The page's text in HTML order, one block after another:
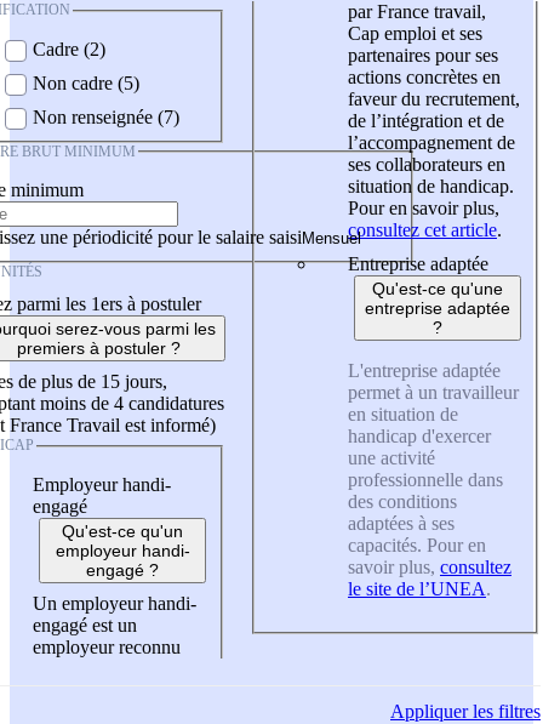
Cadre (2)
Non cadre (5)
Non renseignée (7)
BRUT MINIMUM
minimum
une périodicité pour le salaire saisi
parmi les 1ers à postuler
serez-vous parmi les
premiers à postuler ?
de plus de 15 jours,
moins de 4 candidatures
France Travail est informé)
Employeur handi-
engagé
Qu'est-ce qu'un
employeur handi-
engagé ?
Un employeur handi-
engagé est un
employeur reconnu
par France travail,
Cap emploi et ses
partenaires pour ses
actions concrètes en
faveur du recrutement,
de l’intégration et de
l’accompagnement de
ses collaborateurs en
situation de handicap.
Pour en savoir plus,
consultez cet article.
Entreprise adaptée
Qu'est-ce qu'une
entreprise adaptée
?
L'entreprise adaptée
permet à un travailleur
en situation de
handicap d'exercer
une activité
professionnelle dans
des conditions
adaptées à ses
capacités. Pour en
savoir plus, consultez
le site de l’UNEA.
Appliquerles filtres